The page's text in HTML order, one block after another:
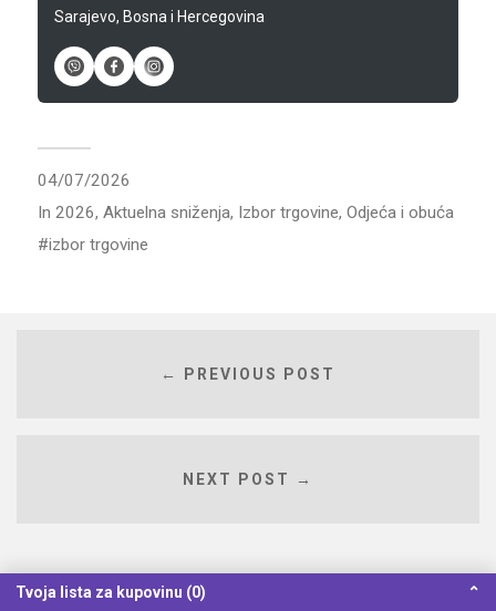
Sarajevo, Bosna i Hercegovina
04/07/2026
In 2026, Aktuelna sniženja, Izbor trgovine, Odjeća i obuća
izbor trgovine
← PREVIOUS POST
NEXT POST →
Tvoja lista za kupovinu (0) ⌃